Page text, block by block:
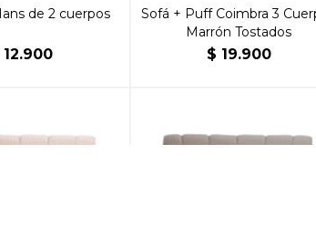
de 2 cuerpos
12.900
Sofá + Puff Coimbra 3
Marrón Tostados
$ 19.900